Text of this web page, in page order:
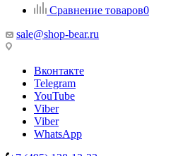
Сравнение товаров0
sale@shop-bear.ru
Вконтакте
Telegram
YouTube
Viber
Viber
WhatsApp